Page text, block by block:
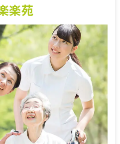
楽苑